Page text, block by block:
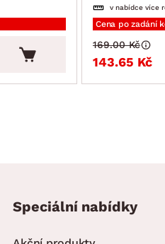
v nabídce více
Cena po zadání
143.65 Kč
169.00 Kč
Speciální nabídky